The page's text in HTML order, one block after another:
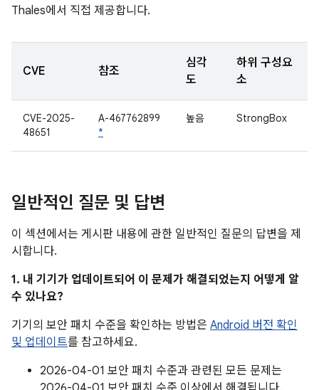
Thales에서 직접 제공합니다.
CVE 참조
심각
도
하위 구성요
소
CVE-2025-
48651
A-467762899
*
높음 StrongBox
일반적인 질문 및 답변
이 섹션에서는 게시판 내용에 관한 일반적인 질문의 답변을 제
시합니다.
1. 내 기기가 업데이트되어 이 문제가 해결되었는지 어떻게 알
수 있나요?
기기의 보안 패치 수준을 확인하는 방법은 Android 버전 확인
및 업데이트를 참고하세요.
2026-04-01 보안 패치 수준과 관련된 모든 문제는